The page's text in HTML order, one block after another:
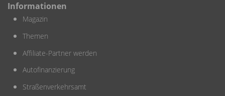
Informationen
Magazin
Themen
Affiliate-Partner werden
Autofinanzierung
Straßenverkehrsamt